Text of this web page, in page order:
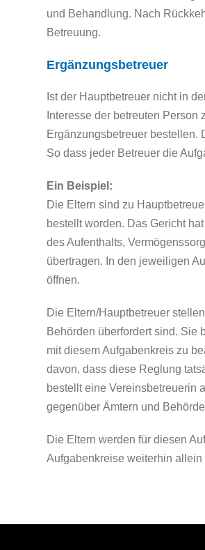
und Behandlung. Nach
Betreuung.
Ergänzungsbetreuer
Ist der Hauptbetreuer nicht in
Interesse der betreuten
Ergänzungsbetreuer bestellen.
So dass jeder Betreuer die
Ein Beispiel:
Die Eltern sind zu
bestellt worden. Das Gericht
des Aufenthalts,
übertragen. In den jeweiligen
öffnen.
Die Eltern/Hauptbetreuer
Behörden überfordert sind. Sie
mit diesem Aufgabenkreis zu
davon, dass diese Reglung
bestellt eine Vereinsbetreuerin
gegenüber Ämtern und
Die Eltern werden für diesen
Aufgabenkreise weiterhin allein